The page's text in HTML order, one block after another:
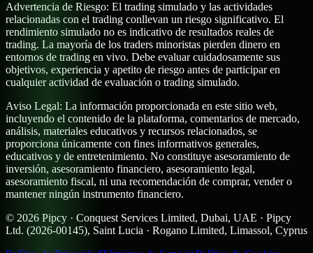
Advertencia de Riesgo: El trading simulado y las actividades
relacionadas con el trading conllevan un riesgo significativo. El
rendimiento simulado no es indicativo de resultados reales de
trading. La mayoría de los traders minoristas pierden dinero en
entornos de trading en vivo. Debe evaluar cuidadosamente sus
objetivos, experiencia y apetito de riesgo antes de participar en
cualquier actividad de evaluación o trading simulado.
Aviso Legal: La información proporcionada en este sitio web,
incluyendo el contenido de la plataforma, comentarios de mercado,
análisis, materiales educativos y recursos relacionados, se
proporciona únicamente con fines informativos generales,
educativos y de entretenimiento. No constituye asesoramiento de
inversión, asesoramiento financiero, asesoramiento legal,
asesoramiento fiscal, ni una recomendación de comprar, vender o
mantener ningún instrumento financiero.
© 2026 Pipcy · Conquest Services Limited, Dubai, UAE · Pipcy
Ltd. (2026-00145), Saint Lucia · Rogano Limited, Limassol, Cyprus